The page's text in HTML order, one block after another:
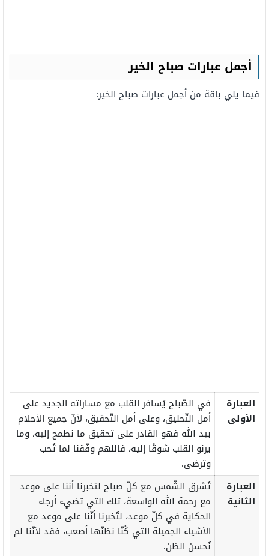
أجمل عبارات صباح الخير
فيما يلي باقة من أجمل عبارات صباح الخير:
العبارة
الأولى
في الصّباح يُسافر القلب مع مساراته الجديد على
أمل التّحليق، وعلى أمل التّحقيق، لأنّ جميع الأحلام
بيد الله فهو القادر على تحقيق ما نطمح إليه، وما
يرنو القلب شوقًا إليه، فاللهم وفّقنا لما تُحب
وترضى.
العبارة
الثانية
تُشرق الشّمس مع كلّ صباح لتخبرنا أننا على موعد
مع رحمة الله الواسعة، تلك التي تضيء أرجاء
الحكاية في كلّ موعد، لتُخبرنا أنّنا على موعد مع
الأشياء الجميلة التي كُنّا نظنّها أصعب، فقد لأنّنا لم
نُحسن الظن.